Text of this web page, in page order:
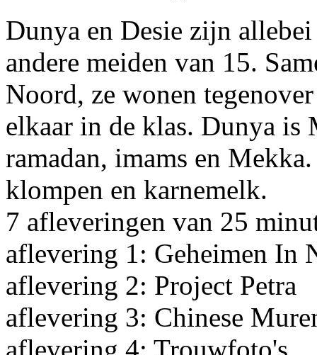
Dunya en Desie zijn
andere meiden van 15.
Noord, ze wonen
elkaar in de klas. Dunya is
ramadan, imams en
klompen en karnemelk.
7 afleveringen van 25
aflevering 1: Geheimen In
aflevering 2: Project Petra
aflevering 3: Chinese
aflevering 4: Trouwfoto's